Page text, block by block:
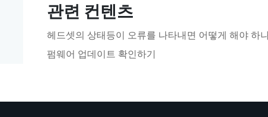
관련 컨텐츠
헤드셋의 상태등이 오류를 나타내면 어떻게 해야 하
펌웨어 업데이트 확인하기